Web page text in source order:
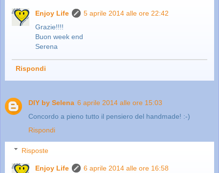
Enjoy Life
5 aprile 2014 alle ore 22:42
Grazie!!!!
Buon week end
Serena
Rispondi
DIY by Selena 6 aprile 2014 alle ore 15:03
Concordo a pieno tutto il pensiero del handmade! :-)
Rispondi
Risposte
Enjoy Life
6 aprile 2014 alle ore 16:58